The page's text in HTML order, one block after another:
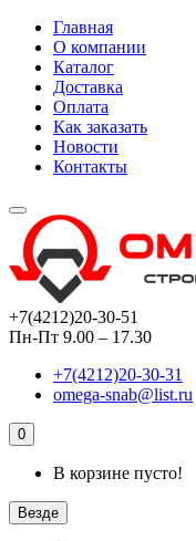
Главная
О компании
Каталог
Доставка
Оплата
Как заказать
Новости
Контакты
+7(4212)20-30-51
Пн-Пт 9.00 – 17.30
+7(4212)20-30-31
omega-snab@list.ru
0
В корзине пусто!
Везде